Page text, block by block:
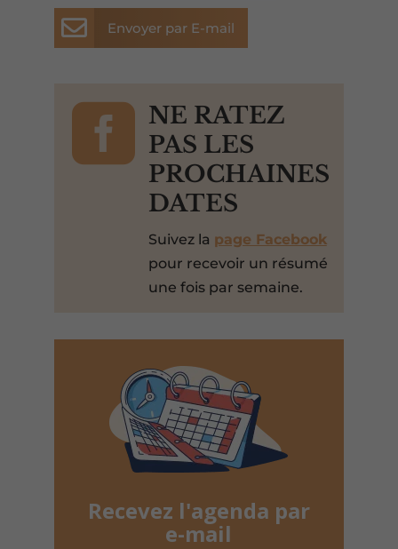
 Envoyer par E-mail

NE RATEZ
PAS LES
PROCHAINES
DATES
Suivez la page Facebook
pour recevoir un résumé
une fois par semaine.
Recevez l'agenda par
e-mail